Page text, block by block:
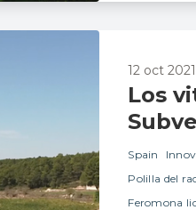
12 oct
Los
Spain
Polilla del
Feromona